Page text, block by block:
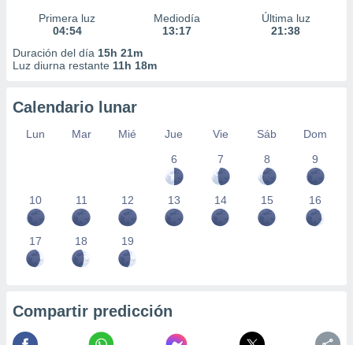
Primera luz
04:54
Mediodía
13:17
Última luz
21:38
Duración del día 15h 21m
Luz diurna restante 11h 18m
Calendario lunar
Lun Mar Mié Jue Vie Sáb
Dom
6
7 8 9
10 11 12 13 14 15 16
17 18 19
Compartir predicción